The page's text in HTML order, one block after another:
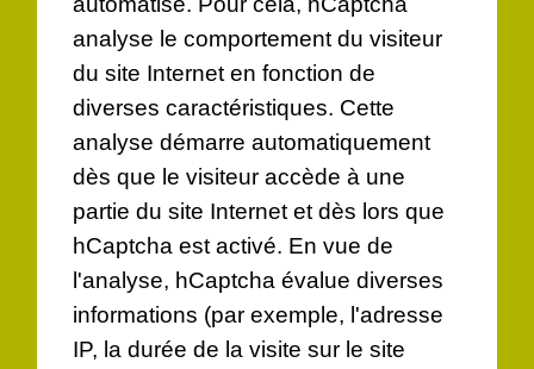
analyse le comportement du visiteur
du site Internet en fonction de
diverses caractéristiques. Cette
analyse démarre automatiquement
dès que le visiteur accède à une
partie du site Internet et dès lors que
hCaptcha est activé. En vue de
l'analyse, hCaptcha évalue diverses
informations (par exemple, l'adresse
IP, la durée de la visite sur le site